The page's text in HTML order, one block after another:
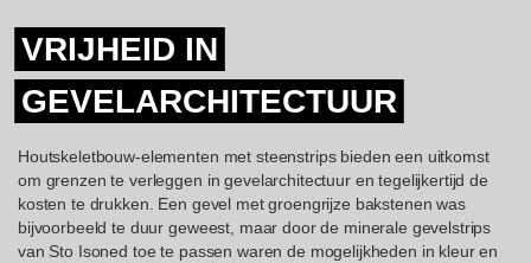
VRIJHEID IN
GEVELARCHITECTUUR
Houtskeletbouw-elementen met steenstrips bieden een uitkomst
om grenzen te verleggen in gevelarchitectuur en tegelijkertijd de
kosten te drukken. Een gevel met groengrijze bakstenen was
bijvoorbeeld te duur geweest, maar door de minerale gevelstrips
van Sto Isoned toe te passen waren de mogelijkheden in kleur en